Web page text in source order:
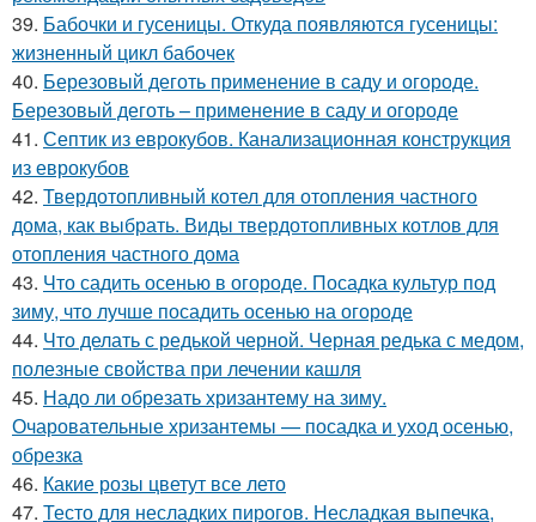
39. Бабочки и гусеницы. Откуда появляются гусеницы:
жизненный цикл бабочек
40. Березовый деготь применение в саду и огороде.
Березовый деготь – применение в саду и огороде
41. Септик из еврокубов. Канализационная конструкция
из еврокубов
42. Твердотопливный котел для отопления частного
дома, как выбрать. Виды твердотопливных котлов для
отопления частного дома
43. Что садить осенью в огороде. Посадка культур под
зиму, что лучше посадить осенью на огороде
44. Что делать с редькой черной. Черная редька с медом,
полезные свойства при лечении кашля
45. Надо ли обрезать хризантему на зиму.
Очаровательные хризантемы — посадка и уход осенью,
обрезка
46. Какие розы цветут все лето
47. Тесто для несладких пирогов. Несладкая выпечка,